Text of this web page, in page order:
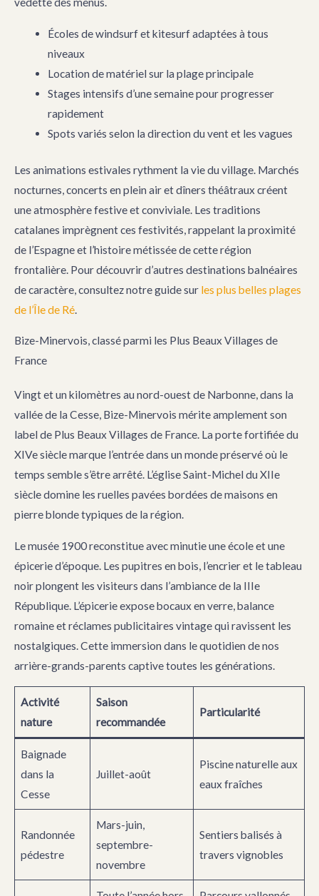
Écoles de windsurf et kitesurf adaptées à tous
niveaux
Location de matériel sur la plage principale
Stages intensifs d’une semaine pour progresser
rapidement
Spots variés selon la direction du vent et les vagues
Les animations estivales rythment la vie du village. Marchés
nocturnes, concerts en plein air et dîners théâtraux créent
une atmosphère festive et conviviale. Les traditions
catalanes imprègnent ces festivités, rappelant la proximité
de l’Espagne et l’histoire métissée de cette région
frontalière. Pour découvrir d’autres destinations balnéaires
de caractère, consultez notre guide sur les plus belles plages
de l’Île de Ré.
Bize-Minervois, classé parmi les Plus Beaux Villages de
France
Vingt et un kilomètres au nord-ouest de Narbonne, dans la
vallée de la Cesse, Bize-Minervois mérite amplement son
label de Plus Beaux Villages de France. La porte fortifiée du
XIVe siècle marque l’entrée dans un monde préservé où le
temps semble s’être arrêté. L’église Saint-Michel du XIIe
siècle domine les ruelles pavées bordées de maisons en
pierre blonde typiques de la région.
Le musée 1900 reconstitue avec minutie une école et une
épicerie d’époque. Les pupitres en bois, l’encrier et le tableau
noir plongent les visiteurs dans l’ambiance de la IIIe
République. L’épicerie expose bocaux en verre, balance
romaine et réclames publicitaires vintage qui ravissent les
nostalgiques. Cette immersion dans le quotidien de nos
arrière-grands-parents captive toutes les générations.
Activité
nature
Saison
recommandée
Particularité
Baignade
dans la
Cesse
Juillet-août
Piscine naturelle aux
eaux fraîches
Randonnée
pédestre
Mars-juin,
septembre-
novembre
Sentiers balisés à
travers vignobles